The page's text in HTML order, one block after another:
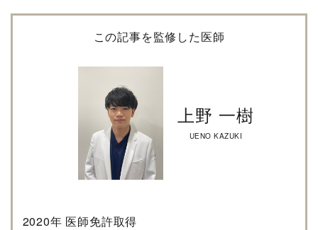
この記事を監修した医師
上野 一樹
UENO KAZUKI
2020年 医師免許取得